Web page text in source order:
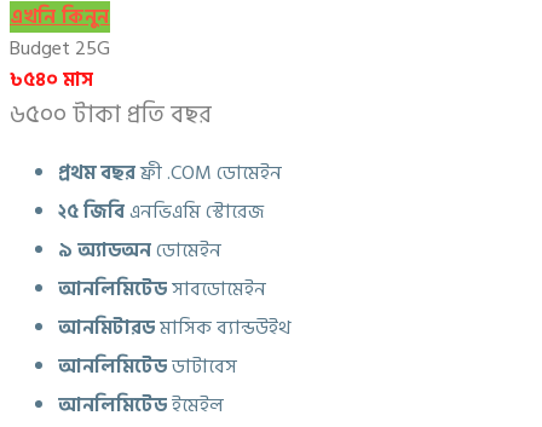
এখনি কিনুন
Budget 25G
৳৫৪০ মাস
৬৫০০ টাকা প্রতি বছর
প্রথম বছরফ্রী .COM ডোমেইন
২৫ জিবিএনভিএমি স্টোরেজ
৯ অ্যাডঅনডোমেইন
আনলিমিটেডসাবডোমেইন
আনমিটারডমাসিক ব্যান্ডউইথ
আনলিমিটেডডাটাবেস
আনলিমিটেডইমেইল